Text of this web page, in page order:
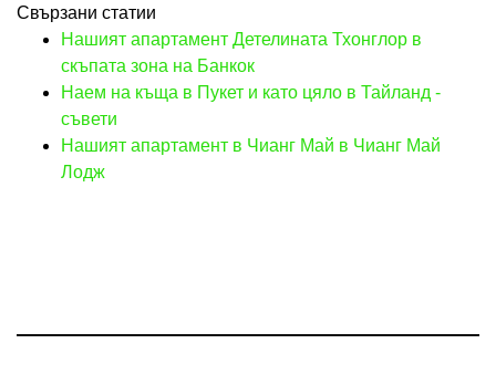
Свързани статии
Нашият апартамент Детелината Тхонглор в
скъпата зона на Банкок
Наем на къща в Пукет и като цяло в Тайланд -
съвети
Нашият апартамент в Чианг Май в Чианг Май
Лодж